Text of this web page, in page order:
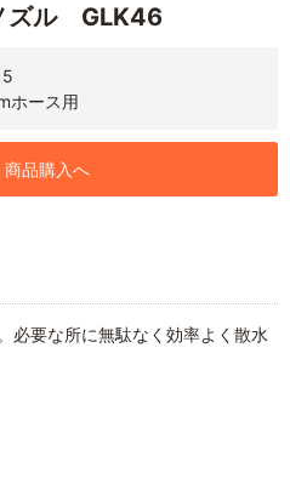
ズル GLK46
ホース用
商品購入へ
必要な所に無駄なく効率よく散水